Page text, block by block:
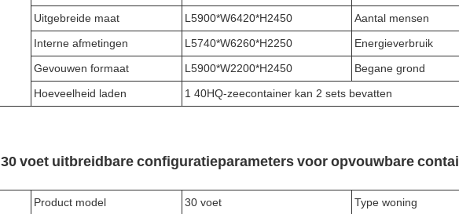
Uitgebreide maat
L5900*W6420*H2450 Aantal mensen
Interne afmetingen
L5740*W6260*H2250 Energieverbruik
Gevouwen formaat
L5900*W2200*H2450 Begane grond
Hoeveelheid laden
1 40HQ-zeecontainer kan 2 sets bevatten
30 voet uitbreidbare configuratieparameters voor opvouwbare
Product model 30 voet Type woning